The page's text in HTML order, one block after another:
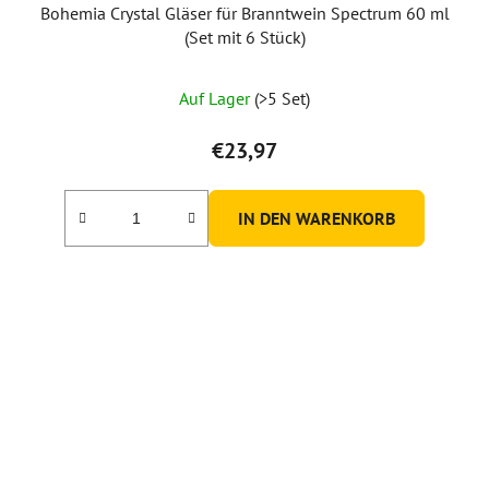
Bohemia Crystal Gläser für Branntwein Spectrum 60 ml
(Set mit 6 Stück)
durchschnittliche
Produktbewertung
ist
5,0
von
Auf Lager (>5 Set)
€23,97
IN DEN WARENKORB